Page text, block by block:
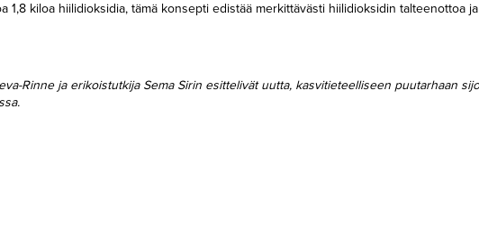
1,8 kiloa hiilidioksidia, tämä konsepti edistää merkittävästi hiilidioksidin talteenottoa ja
Rinne ja erikoistutkija Sema Sirin esittelivät uutta, kasvitieteelliseen puutarhaan